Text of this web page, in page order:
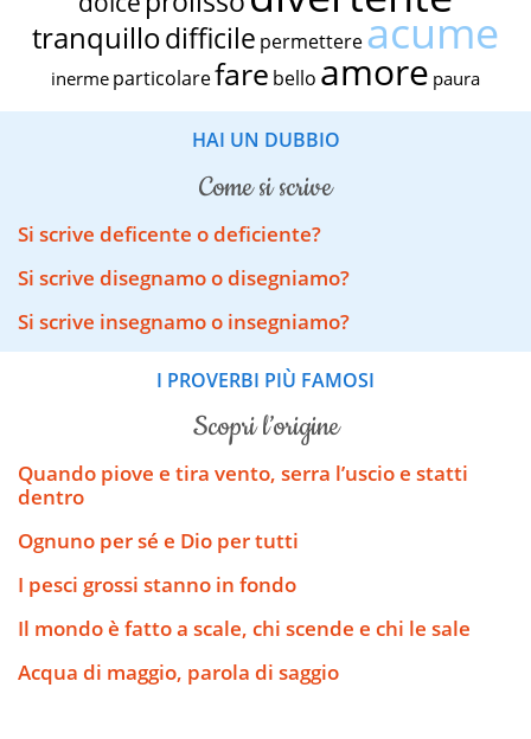
tranquillodifficile permettereacume
inerme particolarefare bello amore paura
HAI UN DUBBIO
come si scrive
Si scrive deficente o deficiente?
Si scrive disegnamo o disegniamo?
Si scrive insegnamo o insegniamo?
I PROVERBI PIÙ FAMOSI
scopri l’origine
Quando piove e tira vento, serra l’uscio e statti
dentro
Ognuno per sé e Dio per tutti
I pesci grossi stanno in fondo
Il mondo è fatto a scale, chi scende e chi le sale
Acqua di maggio, parola di saggio